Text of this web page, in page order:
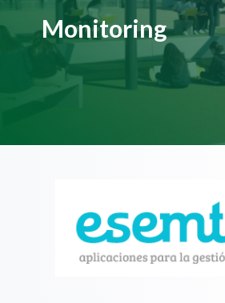
Monitoring